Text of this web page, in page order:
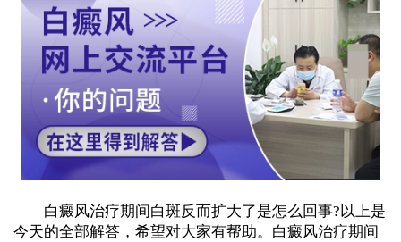
白癜风治疗期间白斑反而扩大了是怎么回事?以上是
今天的全部解答，希望对大家有帮助。白癜风治疗期间